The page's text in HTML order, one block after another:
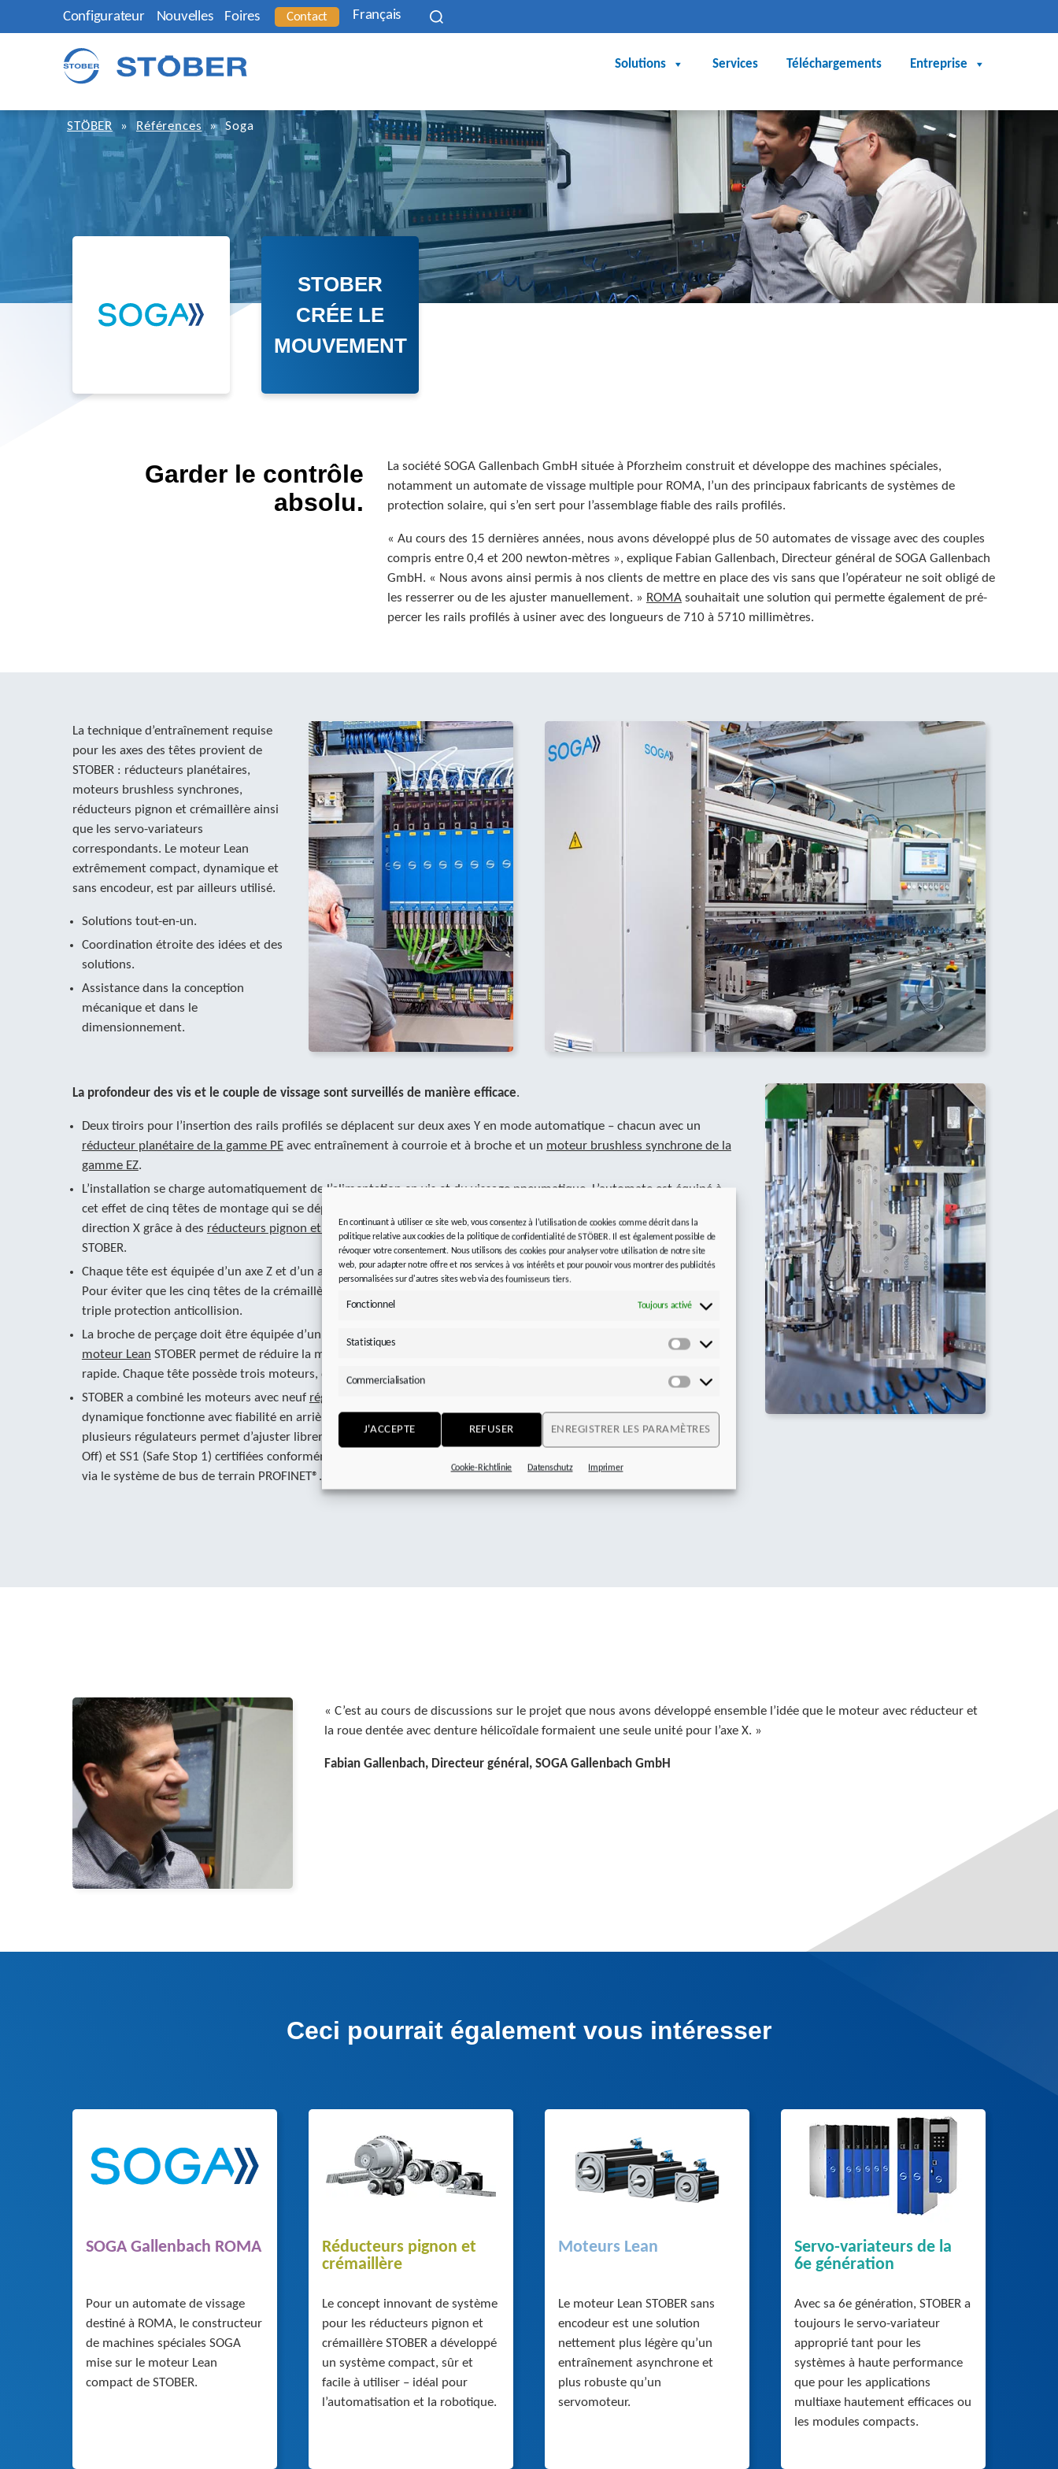
En continuant à utiliser ce site web, vous consentez à l'utilisation de cookies comme décrit dans la
politique relative aux cookies de la politique de confidentialité de STÖBER. Il est également possible de
révoquer votre consentement. Nous utilisons des cookies pour analyser votre utilisation de notre site
web, pour adapter notre offre et nos services à vos intérêts et pour pouvoir vous montrer des publicités
personnalisées sur d'autres sites web via des fournisseurs tiers.
Fonctionnel Toujours activé
Statistiques
Statistiques
Commercialisation
Commercialisation
J'ACCEPTE REFUSER ENREGISTRER LES PARAMÈTRES
Cookie-Richtlinie Datenschutz Imprimer
Configurateur Nouvelles Foires Contact Français
Solutions Services Téléchargements Entreprise
STÖBER » Références » Soga
STOBER
CRÉE LE
MOUVEMENT
Garder le contrôle
absolu.
La société SOGA Gallenbach GmbH située à Pforzheim construit et développe des machines spéciales,
notamment un automate de vissage multiple pour ROMA, l’un des principaux fabricants de systèmes de
protection solaire, qui s’en sert pour l’assemblage fiable des rails profilés.
« Au cours des 15 dernières années, nous avons développé plus de 50 automates de vissage avec des couples
compris entre 0,4 et 200 newton-mètres », explique Fabian Gallenbach, Directeur général de SOGA Gallenbach
GmbH. « Nous avons ainsi permis à nos clients de mettre en place des vis sans que l’opérateur ne soit obligé de
les resserrer ou de les ajuster manuellement. » ROMA souhaitait une solution qui permette également de pré-
percer les rails profilés à usiner avec des longueurs de 710 à 5710 millimètres.
La technique d’entraînement requise
pour les axes des têtes provient de
STOBER : réducteurs planétaires,
moteurs brushless synchrones,
réducteurs pignon et crémaillère ainsi
que les servo-variateurs
correspondants. Le moteur Lean
extrêmement compact, dynamique et
sans encodeur, est par ailleurs utilisé.
Solutions tout-en-un.
Coordination étroite des idées et des
solutions.
Assistance dans la conception
mécanique et dans le
dimensionnement.
La profondeur des vis et le couple de vissage sont surveillés de manière efficace.
Deux tiroirs pour l’insertion des rails profilés se déplacent sur deux axes Y en mode automatique – chacun avec un
réducteur planétaire de la gamme PEavec entraînement à courroie et à broche et un moteur brushless synchrone de la
gamme EZ.
L’installation se charge automatiquement de l’alimentation en vis et du vissage pneumatique. L’automate est équipé à
cet effet de cinq têtes de montage qui se déplacent indépendamment les unes des autres sur une crémaillère dans la
direction X grâce à des réducteurs pignon et crémaillère de la gamme ZVPEen combinaison avec des moteurs EZ
STOBER.
Chaque tête est équipée d’un axe Z et d’un axe de perçage, supportés par des moteurs EZ avec entraînement à broche.
Pour éviter que les cinq têtes de la crémaillère entrent en collision, les ingénieurs de STOBER ont mis en œuvre une
triple protection anticollision.
La broche de perçage doit être équipée d’un moteur aussi compact que possible et présentant un faible poids mort. Le
moteur Lean STOBER permet de réduire la masse en mouvement des cinq axes et d’atteindre un positionnement très
rapide. Chaque tête possède trois moteurs, qui peuvent être placés très étroitement.
STOBER a combiné les moteurs avec neuf régulateurs double axe de la gamme SI6
dynamique fonctionne avec fiabilité en arrière-plan, même avec des mouvements complexes. La juxtaposition de
plusieurs régulateurs permet d’ajuster librement le nombre d’axes à piloter. Les
fonctions de sécuritéSTO (Safe Torque
Off) et SS1 (Safe Stop 1) certifiées conformément à EN 13849-1 (PL e, cat. 4) sont intégrées. La communication se fait
via le système de bus de terrain PROFINET®.
« C’est au cours de discussions sur le projet que nous avons développé ensemble l’idée que le moteur avec réducteur et
la roue dentée avec denture hélicoïdale formaient une seule unité pour l’axe X. »
Fabian Gallenbach, Directeur général, SOGA Gallenbach GmbH
Ceci pourrait également vous intéresser
SOGA Gallenbach ROMA
Pour un automate de vissage
destiné à ROMA, le constructeur
de machines spéciales SOGA
mise sur le moteur Lean
compact de STOBER.
Réducteurs pignon et
crémaillère
Le concept innovant de système
pour les réducteurs pignon et
crémaillère STOBER a développé
un système compact, sûr et
facile à utiliser – idéal pour
l’automatisation et la robotique.
Moteurs Lean
Le moteur Lean STOBER sans
encodeur est une solution
nettement plus légère qu’un
entraînement asynchrone et
plus robuste qu’un
servomoteur.
Servo-variateurs de la
6e génération
Avec sa 6e génération, STOBER a
toujours le servo-variateur
approprié tant pour les
systèmes à haute performance
que pour les applications
multiaxe hautement efficaces ou
les modules compacts.